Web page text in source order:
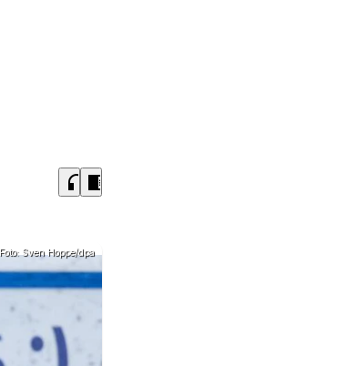
headphones chrome_reader_mode
Foto: Sven Hoppe/dpa